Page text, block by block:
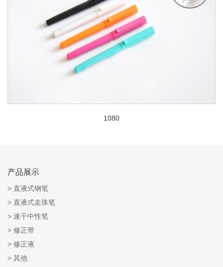
1080
产品展示
直液式钢笔
直液式走珠笔
速干中性笔
修正带
修正液
其他